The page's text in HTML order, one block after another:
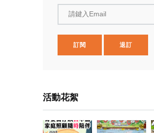
請鍵入Email
訂閱 退訂
活動花絮